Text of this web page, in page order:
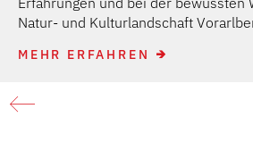
Natur- und Kulturlandschaft
MEHR ERFAHREN